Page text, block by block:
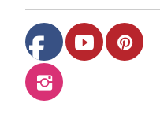
facebook youtube pinterest
instagram